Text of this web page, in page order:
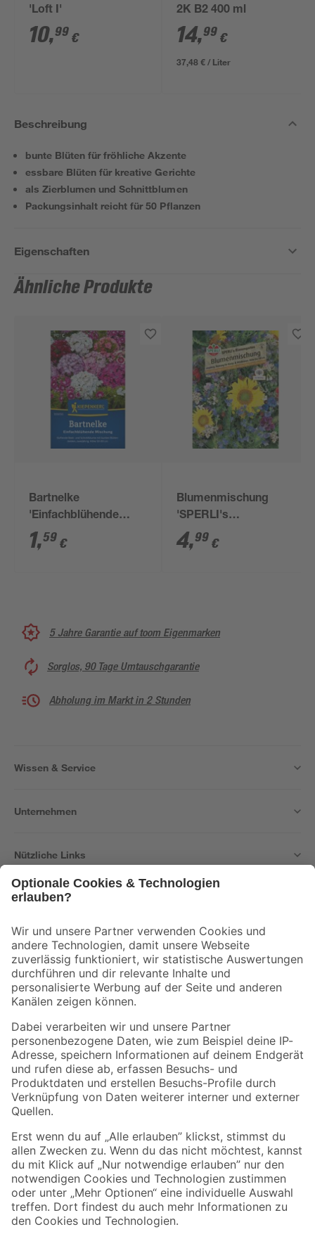
'Loft I'
10,99 €
2K B2 400 ml
14,99 €
37,48 € / Liter
Beschreibung
bunte Blüten für fröhliche Akzente
essbare Blüten für kreative Gerichte
als Zierblumen und Schnittblumen
Packungsinhalt reicht für 50 Pflanzen
Eigenschaften
Ähnliche Produkte
Bartnelke
'Einfachblühende
Mischung'
1,59 €
Blumenmischung
'SPERLI's
Bienengarten'
4,99 €
5 Jahre Garantie auf toom Eigenmarken
Sorglos, 90 Tage Umtauschgarantie
Abholung im Markt in 2 Stunden
Wissen & Service
Unternehmen
Nützliche Links
Der toom Newsletter: Keine Angebote und Aktionen mehr verpassen!
Zur Newsletter Anmeldung
Folge uns
Zahlungsarten Versandarten
Sicher einkaufen
Jetzt die toom-App herunterladen